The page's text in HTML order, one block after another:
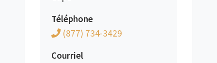
Téléphone
(877) 734-3429
Courriel